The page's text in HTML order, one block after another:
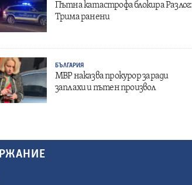
Пътна катастрофа блокира Разлог:
Трима ранени
БЪЛГАРИЯ
МВР наказва прокурор заради
заплахи и пътен произвол